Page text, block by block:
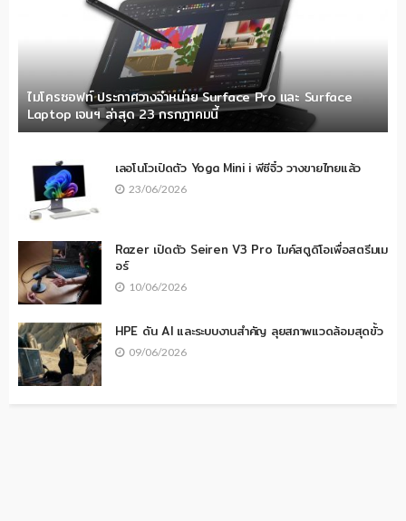
ไมโครซอฟท์ ประกาศวางจำหน่าย Surface Pro และ Surface
Laptop เจนฯ ล่าสุด 23 กรกฎาคมนี้
เลอโนโวเปิดตัว Yoga Mini i พีซีจิ๋ว วางขายไทยแล้ว
23/06/2026
Razer เปิดตัว Seiren V3 Pro ไมค์สตูดิโอเพื่อสตรีมเม
อร์
10/06/2026
HPE ดัน AI และระบบงานสำคัญ ลุยสภาพแวดล้อมสุดขั้ว
09/06/2026